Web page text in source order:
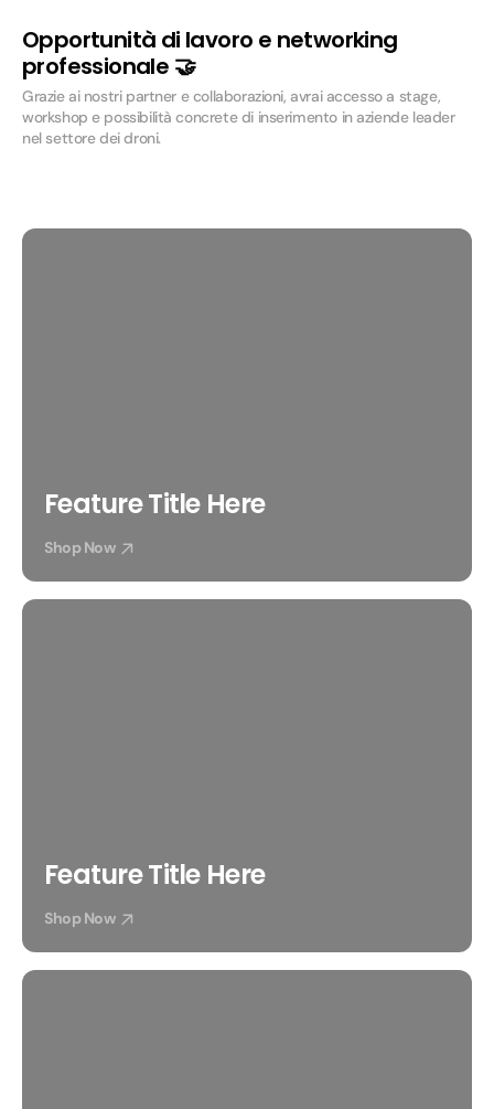
Opportunità di lavoro e networking
professionale 🤝
Grazie ai nostri partner e collaborazioni, avrai accesso a stage,
workshop e possibilità concrete di inserimento in aziende leader
nel settore dei droni.
Feature Title Here
Shop Now
Feature Title Here
Shop Now